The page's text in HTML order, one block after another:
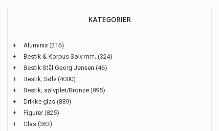
KATEGORIER
+ Aluminia (216)
+
Bestik & Korpus Sølv mm. (324)
+
Bestik Stål Georg Jensen (46)
+
Bestik, Sølv (4000)
+
Bestik, sølvplet/Bronze (895)
+
Drikke glas (889)
+
Figurer(825)
+
Glas (363)